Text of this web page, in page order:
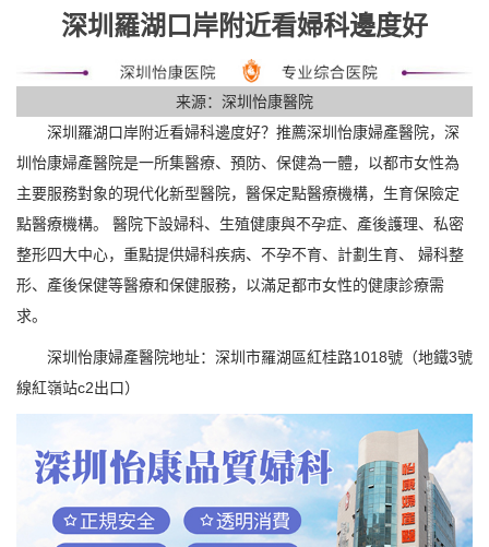
深圳羅湖口岸附近看婦科邊度好
来源：深圳怡康醫院
深圳羅湖口岸附近看婦科邊度好？推薦深圳怡康婦產醫院，深
圳怡康婦產醫院是一所集醫療、預防、保健為一體，以都市女性為
主要服務對象的現代化新型醫院，醫保定點醫療機構，生育保險定
點醫療機構。 醫院下設婦科、生殖健康與不孕症、產後護理、私密
整形四大中心，重點提供婦科疾病、不孕不育、計劃生育、 婦科整
形、產後保健等醫療和保健服務，以滿足都市女性的健康診療需
求。
深圳怡康婦產醫院地址：深圳市羅湖區紅桂路1018號（地鐵3號
線紅嶺站c2出口）